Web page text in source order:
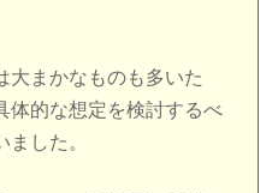
大まかなものも多いた
体的な想定を検討するべ
した。